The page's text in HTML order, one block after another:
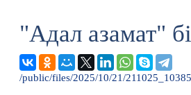
"Адал азамат"
/public/files/2025/10/21/